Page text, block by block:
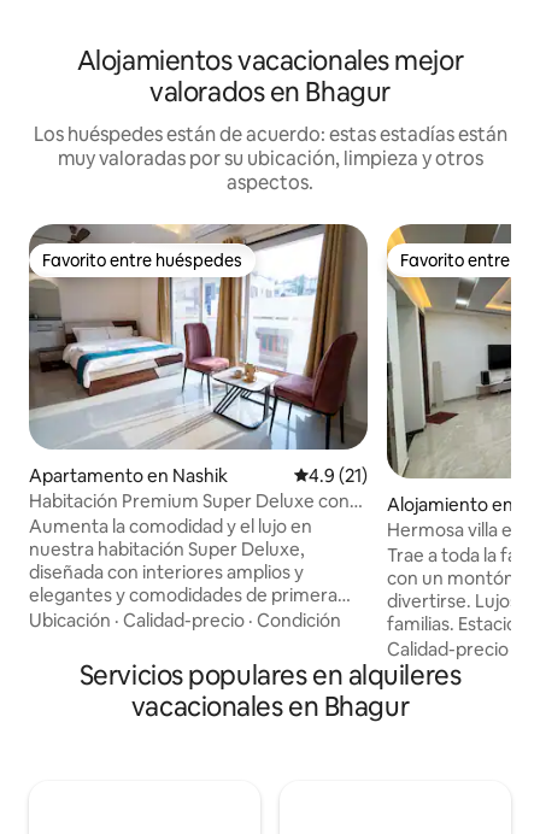
Alojamientos vacacionales mejor
valorados en Bhagur
Los huéspedes están de acuerdo: estas estadías están
muy valoradas por su ubicación, limpieza y otros
aspectos.
Favorito entre huéspedes
Favorito entre huéspedes
Apartamento en Nashik Calificación promedio: 4.9 de
4.9 (21)
Habitación Premium Super Deluxe con
cocina y balcón
Aumenta la comodidad y el lujo en
nuestra habitación Super Deluxe,
diseñada con interiores amplios y
elegantes y comodidades de primera
calidad para una estancia refinada. La
alta velocidad, aire acondicionado, TV de
pantalla plana, balcón privado, nevera,
cocina americana privada, escritorio de
Ubicación · Calidad-precio · Condición
Favorito entre
Favorito entre
Alojamiento en
Hermosa villa
Trae a toda la
con un montón
divertirse. Lujosa
familias.
Acceso por
Sala de estar,
de servicio
Acceso wifi
Calidad-precio
Servicios populares en alquileres
vacacionales en Bhagur